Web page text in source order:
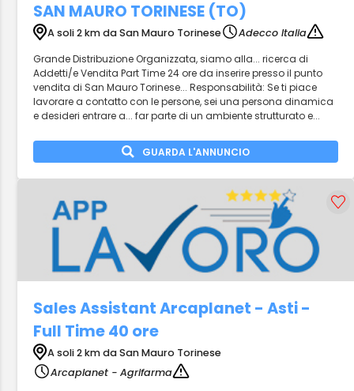
SAN MAURO TORINESE (TO)
A soli 2 km da San Mauro Torinese
Adecco Italia
Grande Distribuzione Organizzata, siamo alla... ricerca di
Addetti/e Vendita Part Time 24 ore da inserire presso il punto
vendita di San Mauro Torinese... Responsabilità: Se ti piace
lavorare a contatto con le persone, sei una persona dinamica
e desideri entrare a... far parte di un ambiente strutturato e...
GUARDA L'ANNUNCIO
Sales Assistant Arcaplanet - Asti -
Full Time 40 ore
A soli 2 km da San Mauro Torinese
Arcaplanet - Agrifarma